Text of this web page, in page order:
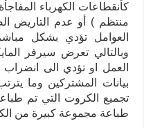
كأنقطاعات الكهرباء
منتظم ) أو عدم التاريض
العوامل تؤدي بشكل
وبالتالي تعرض سيرفر
العمل او تؤدي الى انضراب
بيانات المشتركين وما
تجميع الكروت التي تم
طباعة مجموعة كبيرة من